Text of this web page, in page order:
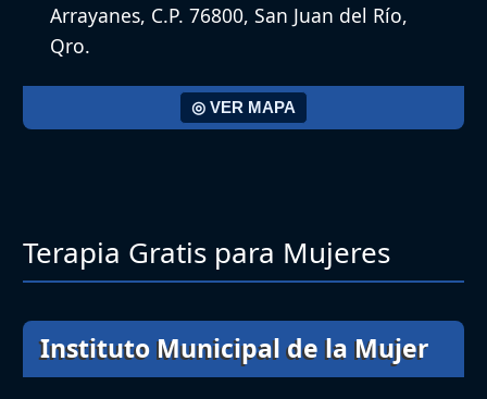
Arrayanes, C.P. 76800, San Juan del Río,
Qro.
◎ VER MAPA
Terapia Gratis para Mujeres
Instituto Municipal de la Mujer